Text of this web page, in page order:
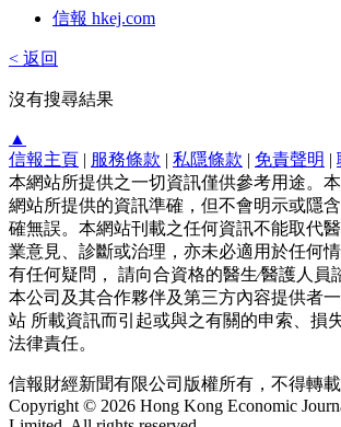
信報 hkej.com
< 返回
沒有搜尋結果
▲
信報主頁 | 服務條款 | 私隱條款 | 免責聲明 |
本網站所提供之一切資訊僅供參考用途。
網站所提供的資訊準確，但不會明示或隱
確無誤。本網站刊載之任何資訊不能取代
業意見、診斷或治理，亦未必適用於任何
有任何疑問， 請向合資格的醫生∕醫護人員
本公司及其合作夥伴及第三方內容提供者
站 所載資訊而引起或與之有關的申索、損
法律責任。
信報財經新聞有限公司版權所有，不得轉載
Copyright © 2026 Hong Kong Economic